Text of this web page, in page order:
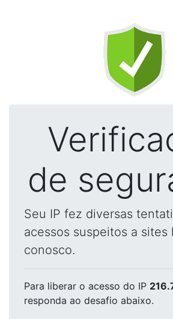
de
Seu IP fez diversas
acessos suspeitos a sites
conosco.
Para liberar o acesso do IP
responda ao desafio abaixo.